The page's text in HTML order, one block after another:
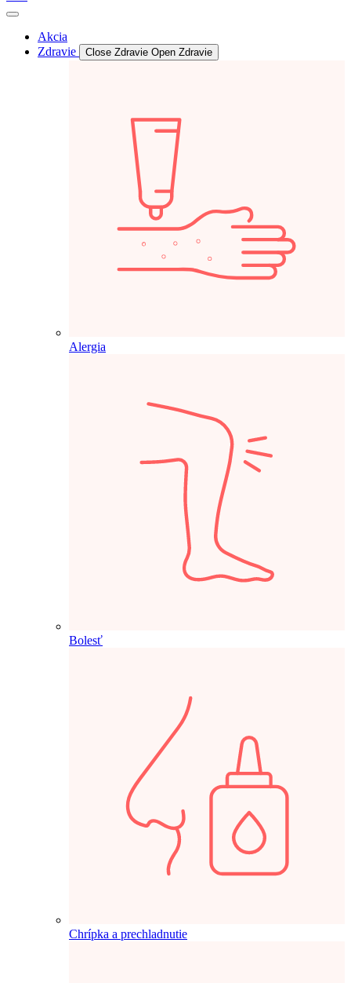
Akcia
Zdravie
Close Zdravie Open Zdravie
Alergia
Bolesť
Chrípka a prechladnutie